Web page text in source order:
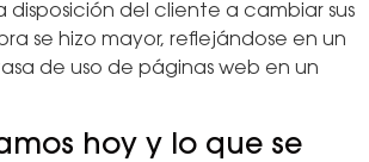
disposición del cliente a cambiar sus
se hizo mayor, reflejándose en un
de uso de páginas web en un
hoy y lo que se